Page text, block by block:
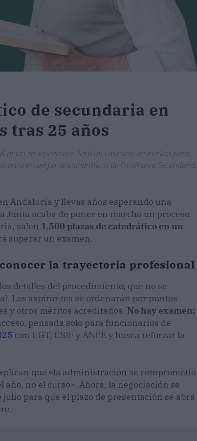
de secundaria en
tras 25 años
plazo en septiembre. Será un concurso de méritos para
el cuerpo de catedráticos de Enseñanza Secundaria.
Andalucía y llevas años esperando una
acaba de poner en marcha un proceso
salen 1.500 plazas de catedrático en un
superar un examen.
la trayectoria profesional
detalles del procedimiento, que no se
Los aspirantes se ordenarán por puntos
y otros méritos acreditados. No hay examen:
pensada solo para funcionarios de
con UGT, CSIF y ANPE y busca reforzar la
que «la administración se comprometió
no el curso». Ahora, la negociación se
para que el plazo de presentación se abra